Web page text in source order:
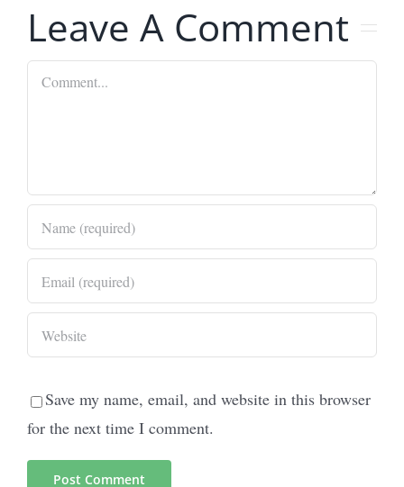
Leave A Comment
Comment
Save my name, email, and website in this browser
for the next time I comment.